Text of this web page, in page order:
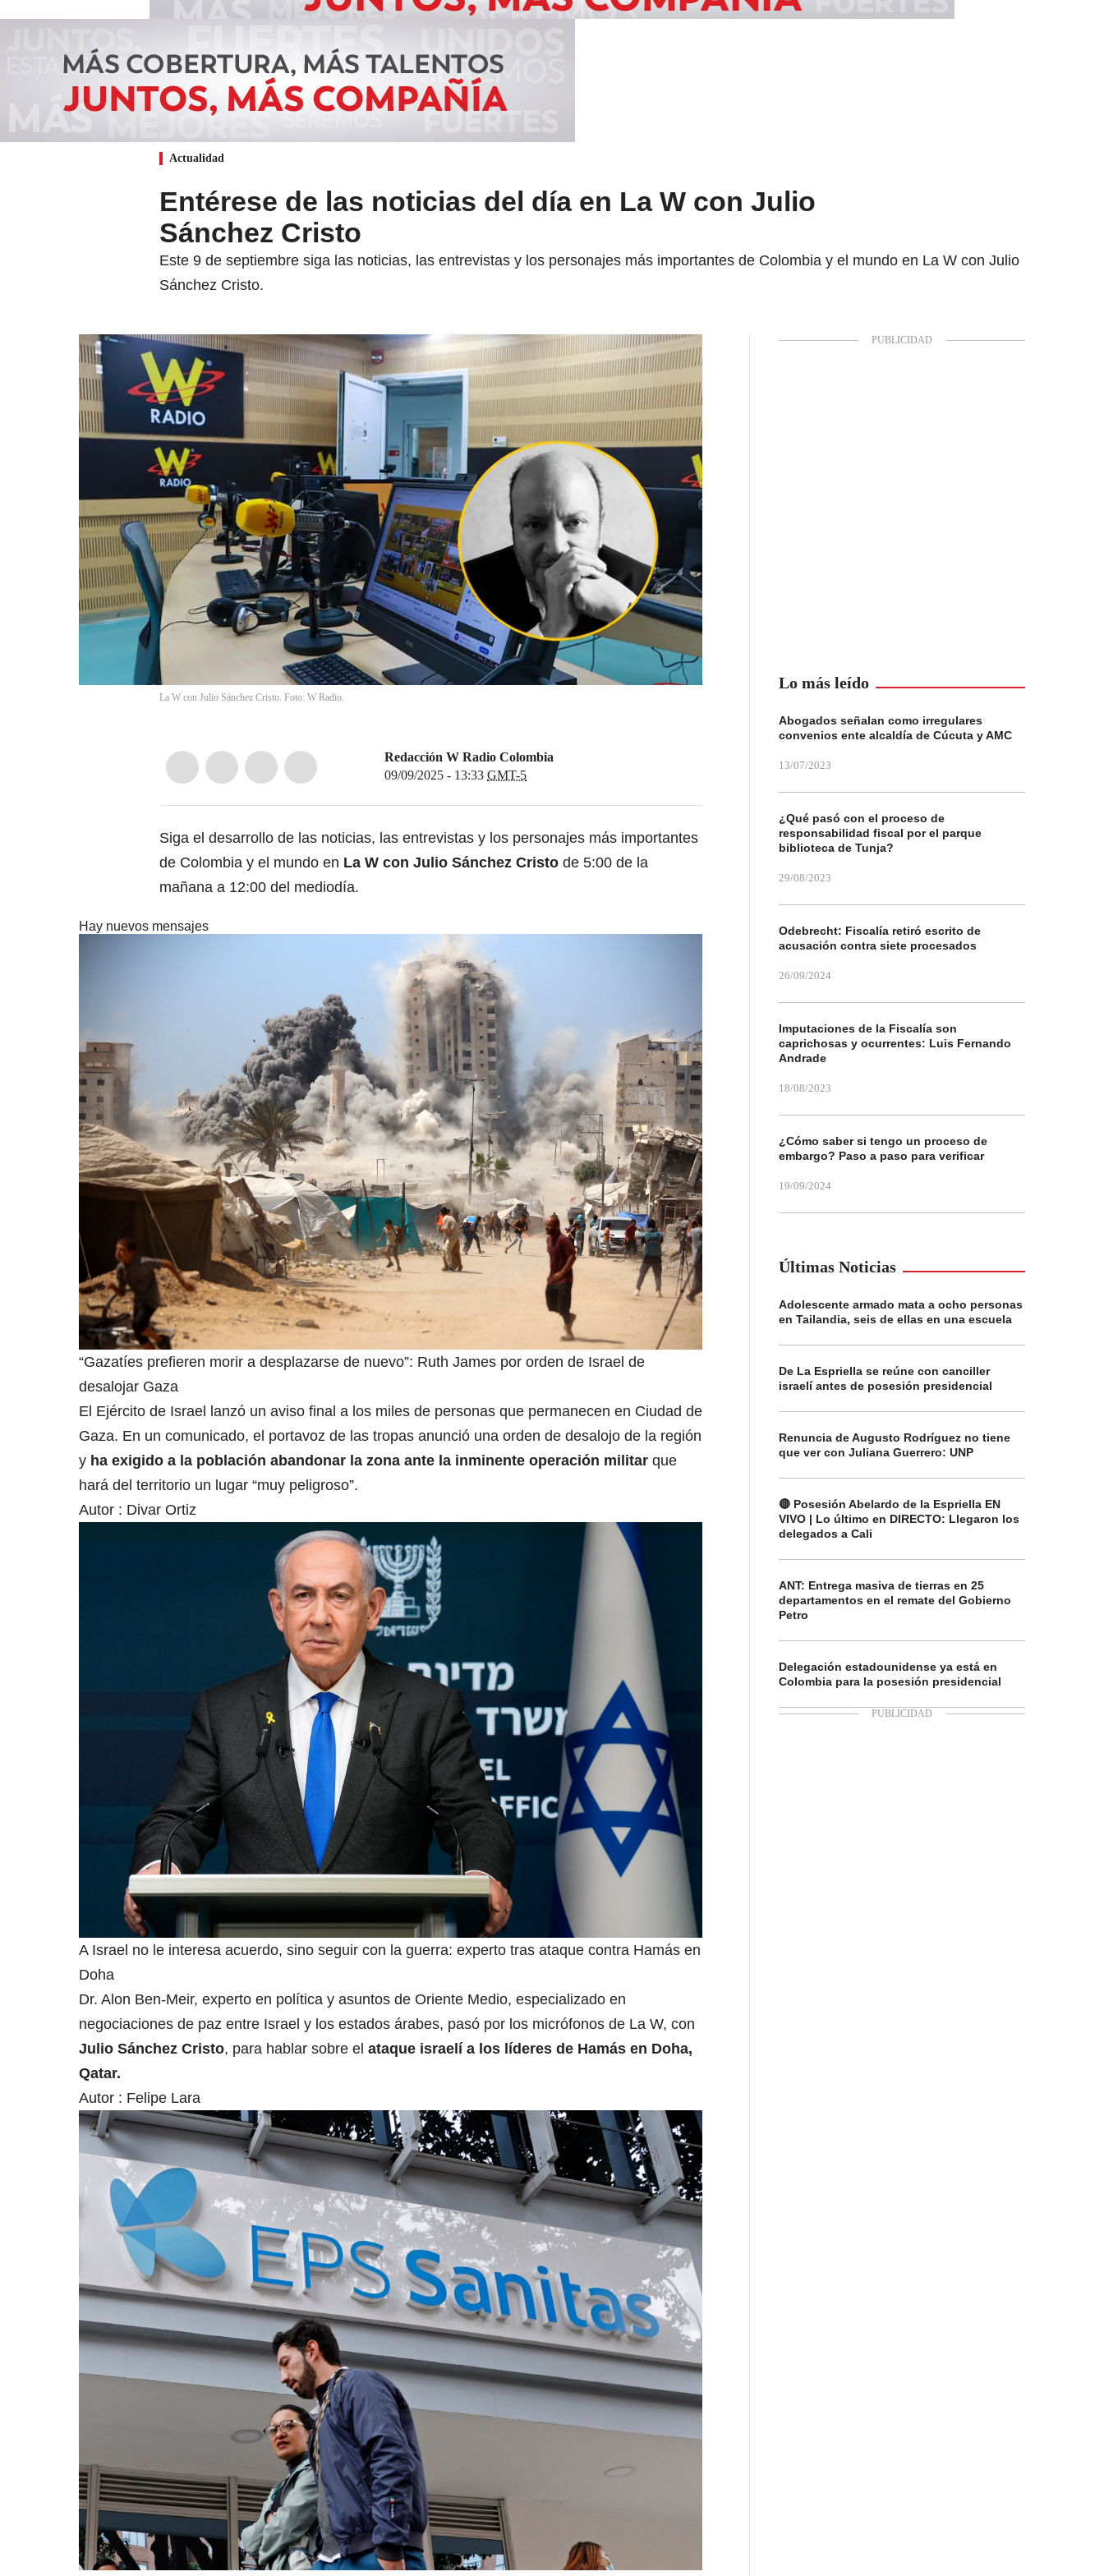
Actualidad
Entérese de las noticias del día en La W con Julio
Sánchez Cristo
Este 9 de septiembre siga las noticias, las entrevistas y los personajes más importantes de Colombia y el mundo en La W con Julio
Sánchez Cristo.
La W con Julio Sánchez Cristo. Foto: W Radio.
Redacción W Radio Colombia
09/09/2025 - 13:33 GMT-5
Siga el desarrollo de las noticias, las entrevistas y los personajes más importantes
de Colombia y el mundo en La W con Julio Sánchez Cristo de 5:00 de la
mañana a 12:00 del mediodía.
Hay nuevos mensajes
“Gazatíes prefieren morir a desplazarse de nuevo”: Ruth James por orden de Israel de
desalojar Gaza
El Ejército de Israel lanzó un aviso final a los miles de personas que permanecen en Ciudad de
Gaza. En un comunicado, el portavoz de las tropas anunció una orden de desalojo de la región
y ha exigido a la población abandonar la zona ante la inminente operación militar que
hará del territorio un lugar “muy peligroso”.
Autor : Divar Ortiz
A Israel no le interesa acuerdo, sino seguir con la guerra: experto tras ataque contra Hamás en
Doha
Dr. Alon Ben-Meir, experto en política y asuntos de Oriente Medio, especializado en
negociaciones de paz entre Israel y los estados árabes, pasó por los micrófonos de La W, con
Julio Sánchez Cristo, para hablar sobre el ataque israelí a los líderes de Hamás en Doha,
Qatar.
Autor : Felipe Lara
Lo más leído
Abogados señalan como irregulares
convenios ente alcaldía de Cúcuta y AMC
13/07/2023
¿Qué pasó con el proceso de
responsabilidad fiscal por el parque
biblioteca de Tunja?
29/08/2023
Odebrecht: Fiscalía retiró escrito de
acusación contra siete procesados
26/09/2024
Imputaciones de la Fiscalía son
caprichosas y ocurrentes: Luis Fernando
Andrade
18/08/2023
¿Cómo saber si tengo un proceso de
embargo? Paso a paso para verificar
19/09/2024
Últimas Noticias
Adolescente armado mata a ocho personas
en Tailandia, seis de ellas en una escuela
De La Espriella se reúne con canciller
israelí antes de posesión presidencial
Renuncia de Augusto Rodríguez no tiene
que ver con Juliana Guerrero: UNP
🔴 Posesión Abelardo de la Espriella EN
VIVO | Lo último en DIRECTO: Llegaron los
delegados a Cali
ANT: Entrega masiva de tierras en 25
departamentos en el remate del Gobierno
Petro
Delegación estadounidense ya está en
Colombia para la posesión presidencial